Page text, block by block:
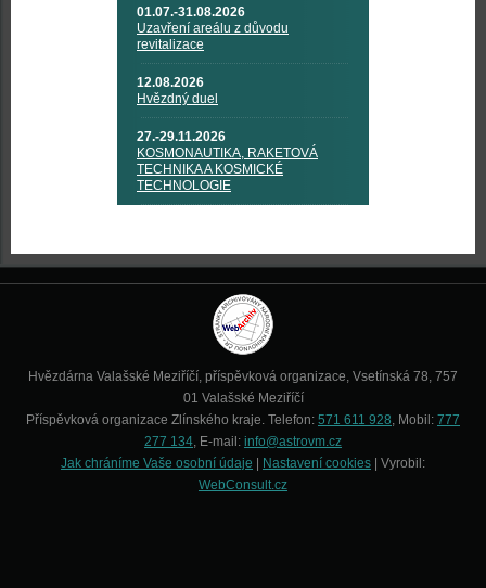
01.07.-31.08.2026
Uzavření areálu z důvodu
revitalizace
12.08.2026
Hvězdný duel
27.-29.11.2026
KOSMONAUTIKA, RAKETOVÁ
TECHNIKA A KOSMICKÉ
TECHNOLOGIE
Hvězdárna Valašské Meziříčí, příspěvková organizace, Vsetínská 78, 757
01 Valašské Meziříčí
Příspěvková organizace Zlínského kraje. Telefon: 571 611 928, Mobil: 777
277 134, E-mail: info@astrovm.cz
Jak chráníme Vaše osobní údaje
Nastavení cookies | Vyrobil:
WebConsult.cz